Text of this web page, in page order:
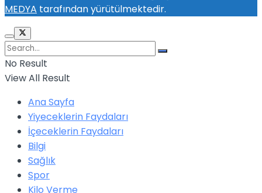
MEDYA tarafından yürütülmektedir.
No Result
View All Result
Ana Sayfa
Yiyeceklerin Faydaları
İçeceklerin Faydaları
Bilgi
Sağlık
Spor
Kilo Verme